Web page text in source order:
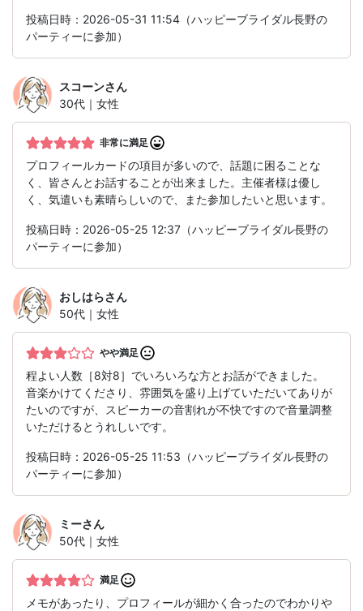
投稿日時：2026-05-31 11:54（ハッピーブライダル長野の
パーティーに参加）
スコーンさん
30代｜女性
非常に満足
プロフィールカードの項目が多いので、話題に困ることな
く、皆さんとお話することが出来ました。主催者様は優し
く、気遣いも素晴らしいので、また参加したいと思います。
投稿日時：2026-05-25 12:37（ハッピーブライダル長野の
パーティーに参加）
おしはらさん
50代｜女性
やや満足
程よい人数［8対8］でいろいろな方とお話ができました。
音楽かけてくださり、雰囲気を盛り上げていただいてありが
たいのですが、スピーカーの音割れが不快ですので音量調整
いただけるとうれしいです。
投稿日時：2026-05-25 11:53（ハッピーブライダル長野の
パーティーに参加）
ミーさん
50代｜女性
満足
メモがあったり、プロフィールが細かく合ったのでわかりや